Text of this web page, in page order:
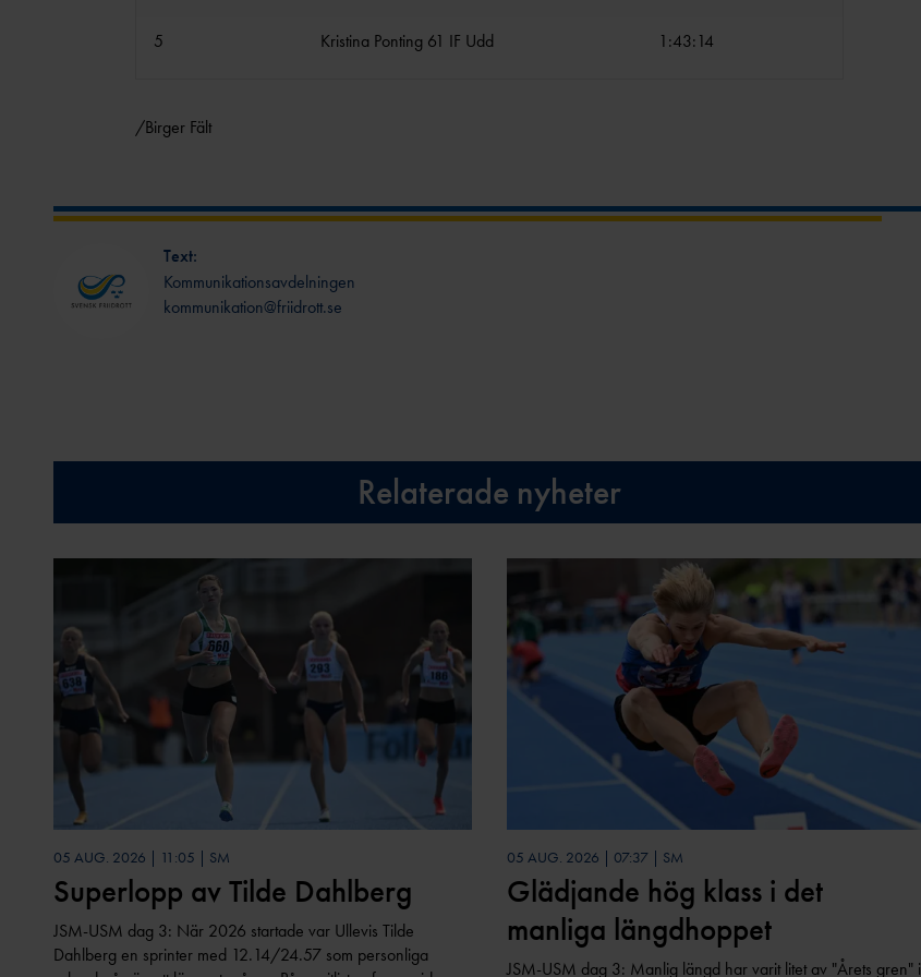
5 Kristina Ponting 61 IF Udd 1:43:14
/Birger Fält
Text:
Kommunikationsavdelningen
kommunikation@friidrott.se
Relaterade nyheter
05 AUG. 2026 | 11:05 | SM
Superlopp av Tilde Dahlberg
JSM-USM dag 3: När 2026 startade var Ullevis Tilde
Dahlberg en sprinter med 12.14/24.57 som personliga
05 AUG. 2026 | 07:37 | SM
Glädjande hög klass i det
manliga längdhoppet
JSM-USM dag 3: Manlig längd har varit litet av "Årets gren" i